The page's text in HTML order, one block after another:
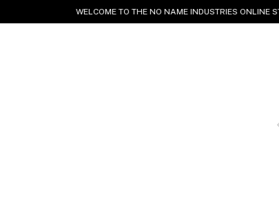
WELCOME TO THE NO NAME INDUSTRIES ONLINE STORE